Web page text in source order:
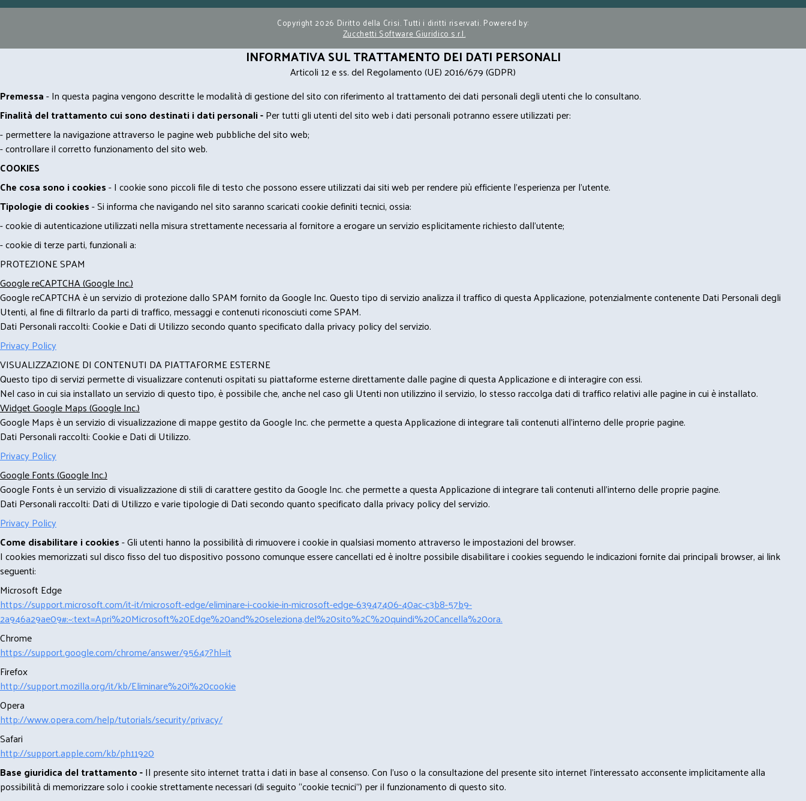
Copyright 2026 Diritto della Crisi. Tutti i diritti riservati. Powered by:
Zucchetti Software Giuridico s.r.l.
INFORMATIVA SUL TRATTAMENTO DEI DATI PERSONALI
Articoli 12 e ss. del Regolamento (UE) 2016/679 (GDPR)
Premessa- In questa pagina vengono descritte le modalità di gestione del sito con riferimento al trattamento dei dati personali degli utenti che lo consultano.
Finalità del trattamento cui sono destinati i dati personali -Per tutti gli utenti del sito web i dati personali potranno essere utilizzati per:
- permettere la navigazione attraverso le pagine web pubbliche del sito web;
- controllare il corretto funzionamento del sito web.
COOKIES
Che cosa sono i cookies- I cookie sono piccoli file di testo che possono essere utilizzati dai siti web per rendere più efficiente l'esperienza per l'utente.
Tipologie di cookies- Si informa che navigando nel sito saranno scaricati cookie definiti tecnici, ossia:
- cookie di autenticazione utilizzati nella misura strettamente necessaria al fornitore a erogare un servizio esplicitamente richiesto dall'utente;
- cookie di terze parti, funzionali a:
PROTEZIONE SPAM
Google reCAPTCHA (Google Inc.)
Google reCAPTCHA è un servizio di protezione dallo SPAM fornito da Google Inc. Questo tipo di servizio analizza il traffico di questa Applicazione, potenzialmente contenente Dati Personali degli
Utenti, al fine di filtrarlo da parti di traffico, messaggi e contenuti riconosciuti come SPAM.
Dati Personali raccolti: Cookie e Dati di Utilizzo secondo quanto specificato dalla privacy policy del servizio.
Privacy Policy
VISUALIZZAZIONE DI CONTENUTI DA PIATTAFORME ESTERNE
Questo tipo di servizi permette di visualizzare contenuti ospitati su piattaforme esterne direttamente dalle pagine di questa Applicazione e di interagire con essi.
Nel caso in cui sia installato un servizio di questo tipo, è possibile che, anche nel caso gli Utenti non utilizzino il servizio, lo stesso raccolga dati di traffico relativi alle pagine in cui è installato.
Widget Google Maps (Google Inc.)
Google Maps è un servizio di visualizzazione di mappe gestito da Google Inc. che permette a questa Applicazione di integrare tali contenuti all'interno delle proprie pagine.
Dati Personali raccolti: Cookie e Dati di Utilizzo.
Privacy Policy
Google Fonts (Google Inc.)
Google Fonts è un servizio di visualizzazione di stili di carattere gestito da Google Inc. che permette a questa Applicazione di integrare tali contenuti all'interno delle proprie pagine.
Dati Personali raccolti: Dati di Utilizzo e varie tipologie di Dati secondo quanto specificato dalla privacy policy del servizio.
Privacy Policy
Come disabilitare i cookies- Gli utenti hanno la possibilità di rimuovere i cookie in qualsiasi momento attraverso le impostazioni del browser.
I cookies memorizzati sul disco fisso del tuo dispositivo possono comunque essere cancellati ed è inoltre possibile disabilitare i cookies seguendo le indicazioni fornite dai principali browser, ai link
seguenti:
Microsoft Edge
https://support.microsoft.com/it-it/microsoft-edge/eliminare-i-cookie-in-microsoft-edge-63947406-40ac-c3b8-57b9-
2a946a29ae09#:~:text=Apri%20Microsoft%20Edge%20and%20seleziona,del%20sito%2C%20quindi%20Cancella%20ora.
Chrome
https://support.google.com/chrome/answer/95647?hl=it
Firefox
http://support.mozilla.org/it/kb/Eliminare%20i%20cookie
Opera
http://www.opera.com/help/tutorials/security/privacy/
Safari
http://support.apple.com/kb/ph11920
Base giuridica del trattamento -Il presente sito internet tratta i dati in base al consenso. Con l'uso o la consultazione del presente sito internet l’interessato acconsente implicitamente alla
possibilità di memorizzare solo i cookie strettamente necessari (di seguito “cookie tecnici”) per il funzionamento di questo sito.